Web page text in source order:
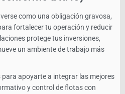
como una obligación gravosa,
fortalecer tu operación y reducir
protege tus inversiones,
un ambiente de trabajo más
apoyarte a integrar las mejores
y control de flotas con